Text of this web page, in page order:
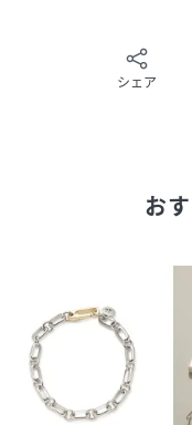
と画像のカラーが異
レ
中国
素材 本
品番
シェア
お